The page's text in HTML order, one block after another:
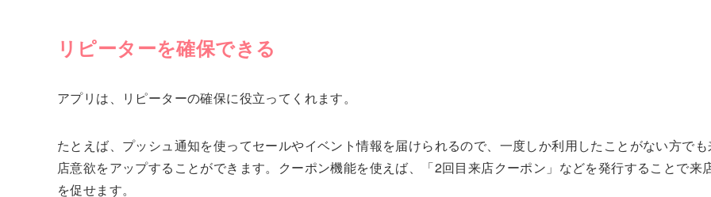
リピーターを確保できる
アプリは、リピーターの確保に役立ってくれます。
たとえば、プッシュ通知を使ってセールやイベント情報を届けられるので、一度しか利用したことがない方で
店意欲をアップすることができます。クーポン機能を使えば、「2回目来店クーポン」などを発行することで来
を促せます。